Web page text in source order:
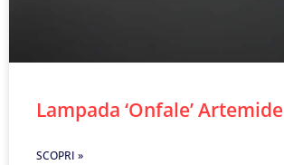
Lampada ‘Onfale’ Artemide
SCOPRI »